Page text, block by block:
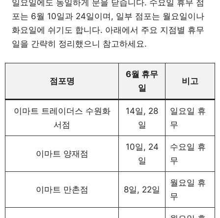
일요일에도 동일하게 문을 닫습니다. 수요일 휴무 점
포는 6월 10일과 24일이며, 일부 점포는 월요일이나
화요일에 쉬기도 합니다. 아래에서 주요 지점별 휴무
일을 간략히 정리했으니 참고하세요.
점포명
6월 휴무
일
비고
이마트 트레이더스 수원화
서점
14일, 28
일
일요일 휴
무
이마트 양재점
10일, 24
일
수요일 휴
무
이마트 만촌점 8일, 22일
월요일 휴
무